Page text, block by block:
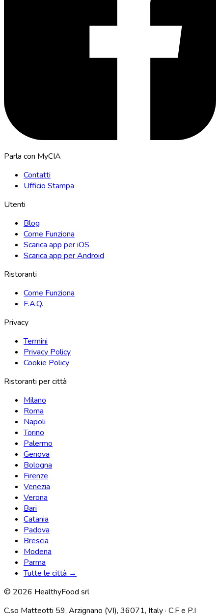
Parla con MyCIA
Contatti
Ufficio Stampa
Utenti
Blog
Come Funziona
Scarica app per iOS
Scarica app per Android
Ristoranti
Come Funziona
F.A.Q.
Privacy
Termini
Privacy Policy
Cookie Policy
Ristoranti per città
Milano
Roma
Napoli
Torino
Palermo
Genova
Bologna
Firenze
Venezia
Verona
Bari
Catania
Padova
Brescia
Modena
Parma
Tutte le città →
© 2026 HealthyFood srl
C.so Matteotti 59, Arzignano (VI), 36071, Italy · C.F e P.I